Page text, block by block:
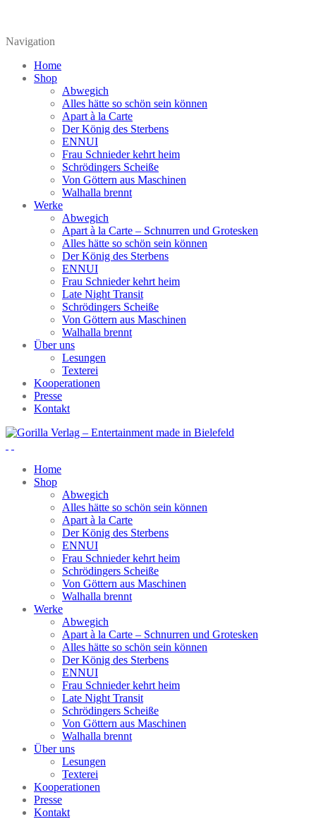
Navigation
Home
Shop
Abwegich
Alles hätte so schön sein können
Apart à la Carte
Der König des Sterbens
ENNUI
Frau Schnieder kehrt heim
Schrödingers Scheiße
Von Göttern aus Maschinen
Walhalla brennt
Werke
Abwegich
Apart à la Carte – Schnurren und Grotesken
Alles hätte so schön sein können
Der König des Sterbens
ENNUI
Frau Schnieder kehrt heim
Late Night Transit
Schrödingers Scheiße
Von Göttern aus Maschinen
Walhalla brennt
Über uns
Lesungen
Texterei
Kooperationen
Presse
Kontakt
Home
Shop
Abwegich
Alles hätte so schön sein können
Apart à la Carte
Der König des Sterbens
ENNUI
Frau Schnieder kehrt heim
Schrödingers Scheiße
Von Göttern aus Maschinen
Walhalla brennt
Werke
Abwegich
Apart à la Carte – Schnurren und Grotesken
Alles hätte so schön sein können
Der König des Sterbens
ENNUI
Frau Schnieder kehrt heim
Late Night Transit
Schrödingers Scheiße
Von Göttern aus Maschinen
Walhalla brennt
Über uns
Lesungen
Texterei
Kooperationen
Presse
Kontakt